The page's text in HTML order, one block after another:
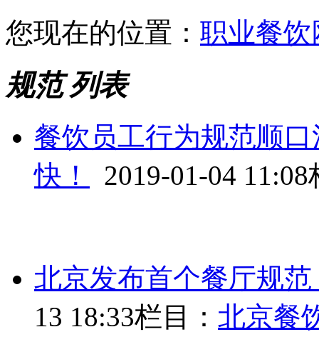
您现在的位置： 职业餐饮
规范 列表
餐饮员工行为规范顺
快！
2019-01-04 11:08
北京发布首个餐厅规
13 18:33栏目： 北京餐